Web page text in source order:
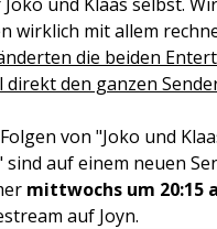
wirklich mit allem
die beiden
direkt den ganzen
von "Joko und
sind auf einem neuen
mittwochs um 20:15
auf Joyn.